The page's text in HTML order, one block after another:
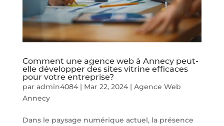
Comment une agence web à Annecy peut-
elle développer des sites vitrine efficaces
pour votre entreprise?
par admin4084| Mar 22, 2024| Agence Web
Annecy
Dans le paysage numérique actuel, la présence